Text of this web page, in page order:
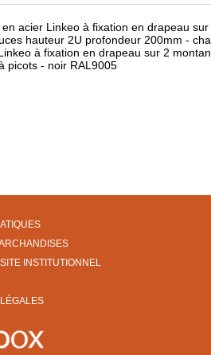
en acier Linkeo à fixation en drapeau
hauteur 2U profondeur 200mm -
à fixation en drapeau sur 2
picots - noir RAL9005
INSTITUTIONNEL